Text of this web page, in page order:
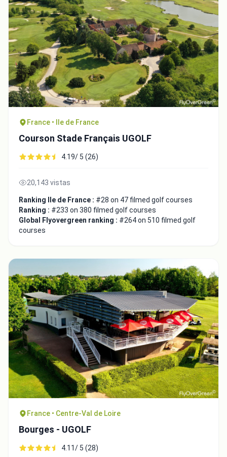
France • Ile de France
Courson Stade Français UGOLF
4.19/ 5 (26)
20,143 vistas
Ranking Ile de France : #28 on 47 filmed golf courses
Ranking : #233 on 380 filmed golf courses
Global Flyovergreen ranking : #264 on 510 filmed golf
courses
France • Centre-Val de Loire
Bourges - UGOLF
4.11/ 5 (28)